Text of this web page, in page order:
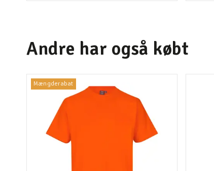
Andre har også købt
Mængderabat